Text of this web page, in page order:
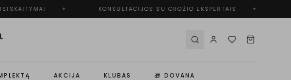
KONSULTACIJOS SU GROŽIO EKSPERTAIS
AKCIJA KLUBAS 🎁 DOVANA